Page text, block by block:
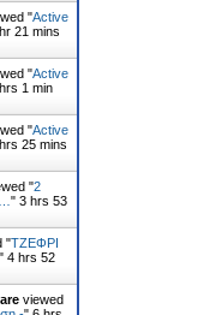
"Active
21 mins
"Active
1 min
"Active
25 mins
"2
" 3 hrs 53
"ΤΖΕΦΡΙ
" 4 hrs 52
viewed